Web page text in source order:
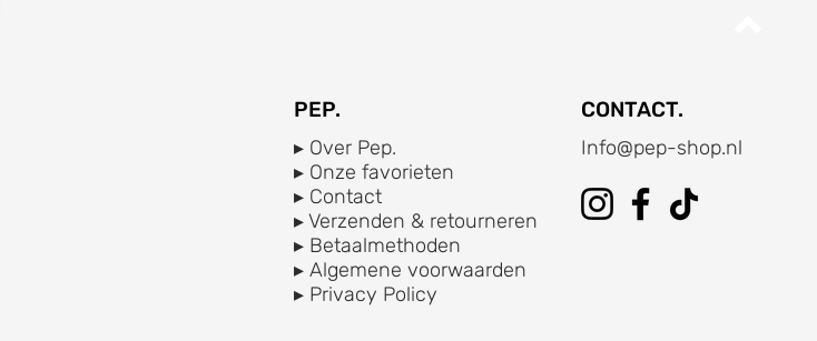
PEP. CONTACT.
▸ Over Pep.
▸ Onze favorieten
▸ Contact
▸ Verzenden & retourneren
▸ Betaalmethoden
▸ Algemene voorwaarden
▸ Privacy Policy
Info@pep-shop.nl